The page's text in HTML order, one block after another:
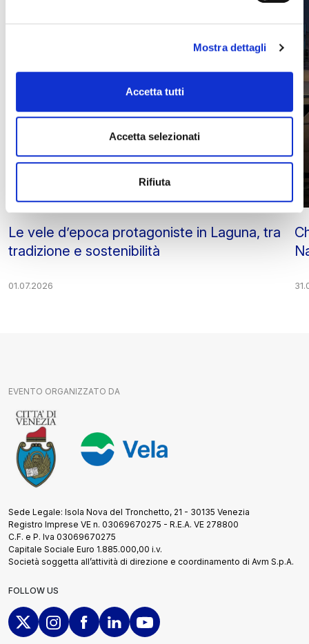
Mostra dettagli
Accetta tutti
Accetta selezionati
Rifiuta
Le vele d’epoca protagoniste in Laguna, tra
tradizione e sostenibilità
01.07.2026
EVENTO ORGANIZZATO DA
Sede Legale: Isola Nova del Tronchetto, 21 - 30135 Venezia
Registro Imprese VE n. 03069670275 - R.E.A. VE 278800
C.F. e P. Iva 03069670275
Capitale Sociale Euro 1.885.000,00 i.v.
Società soggetta all’attività di direzione e coordinamento di Avm S.p.A.
FOLLOW US